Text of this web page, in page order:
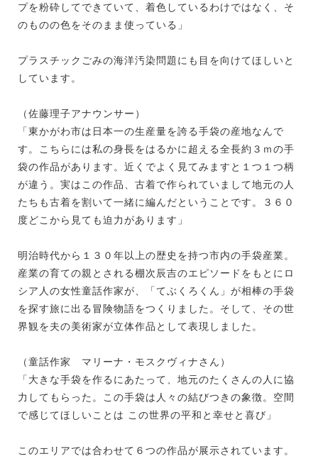
プを粉砕してできていて、着色しているわけではなく、そ
のものの色をそのまま使っている」
プラスチックごみの海洋汚染問題にも目を向けてほしいと
しています。
（佐藤理子アナウンサー）
「東かがわ市は日本一の生産量を誇る手袋の産地なんで
す。こちらには私の身長をはるかに超える全長約３ｍの手
袋の作品があります。近くでよく見てみますと１つ１つ柄
が違う。実はこの作品、古着で作られていまして地元の人
たちも古着を割いて一緒に編んだということです。３６０
度どこから見ても迫力があります」
明治時代から１３０年以上の歴史を持つ市内の手袋産業。
産業の育ての親とされる棚次辰吉のエピソードをもとにロ
シア人の女性童話作家が、「てぶくろくん」が相棒の手袋
を探す旅に出る冒険物語をつくりました。そして、その世
界観を夫の美術家が立体作品として表現しました。
（童話作家 マリーナ・モスクヴィナさん）
「大きな手袋を作るにあたって、地元のたくさんの人に協
力してもらった。この手袋は人々の結びつきの象徴。空間
で感じてほしいことは この世界の平和と幸せと喜び」
このエリアでは合わせて６つの作品が展示されています。